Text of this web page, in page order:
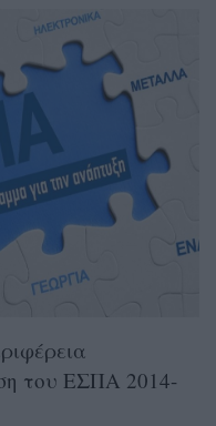
του ΕΣΠΑ 2014-